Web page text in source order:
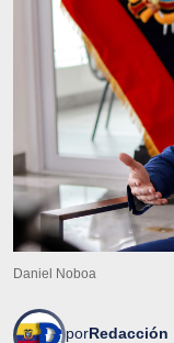
Daniel Noboa
porRedacción